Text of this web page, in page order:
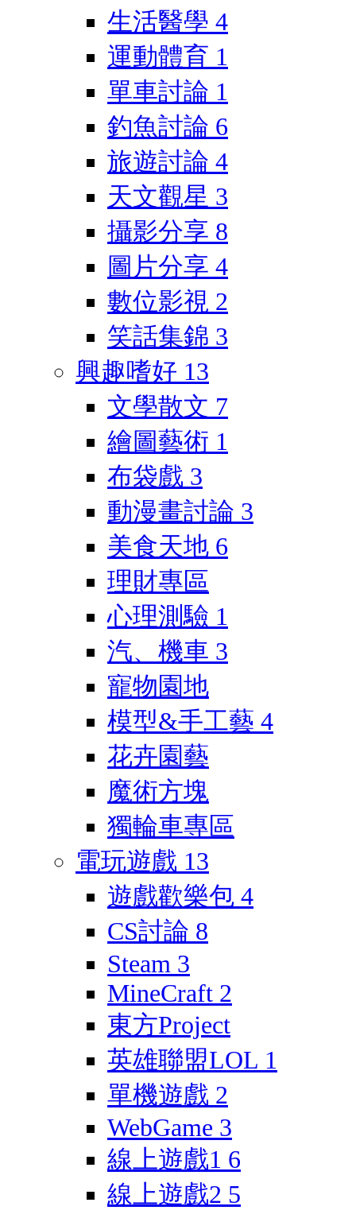
生活醫學 4
運動體育 1
單車討論 1
釣魚討論 6
旅遊討論 4
天文觀星 3
攝影分享 8
圖片分享 4
數位影視 2
笑話集錦 3
興趣嗜好 13
文學散文 7
繪圖藝術 1
布袋戲 3
動漫畫討論 3
美食天地 6
理財專區
心理測驗 1
汽、機車 3
寵物園地
模型&手工藝 4
花卉園藝
魔術方塊
獨輪車專區
電玩遊戲 13
遊戲歡樂包 4
CS討論 8
Steam 3
MineCraft 2
東方Project
英雄聯盟LOL 1
單機遊戲 2
WebGame 3
線上遊戲1 6
線上遊戲2 5